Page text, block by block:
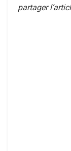
partager